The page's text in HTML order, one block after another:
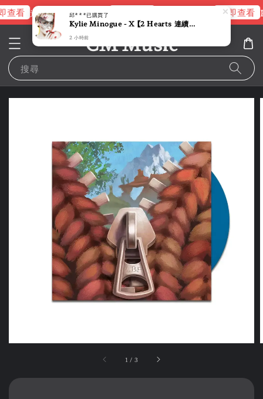
看 進擊的巨人片頭曲 立即查看 立即查看
CM Music
搜尋
1 / 3
邱***已購買了
Kylie Minogue - X 【2 Hearts 連續單曲 Kylie 電子流行最強回歸】 (黑膠唱片 LP)
2 小時前